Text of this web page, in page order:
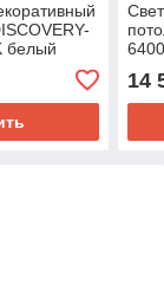
белый
14